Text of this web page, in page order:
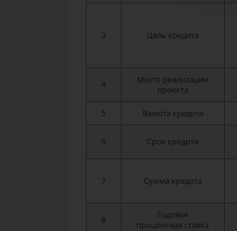
3 Цель кредита
4
Место реализации
проекта
5 Валюта кредита
6 Срок кредита
7 Сумма кредита
8
Годовая
процентная ставка